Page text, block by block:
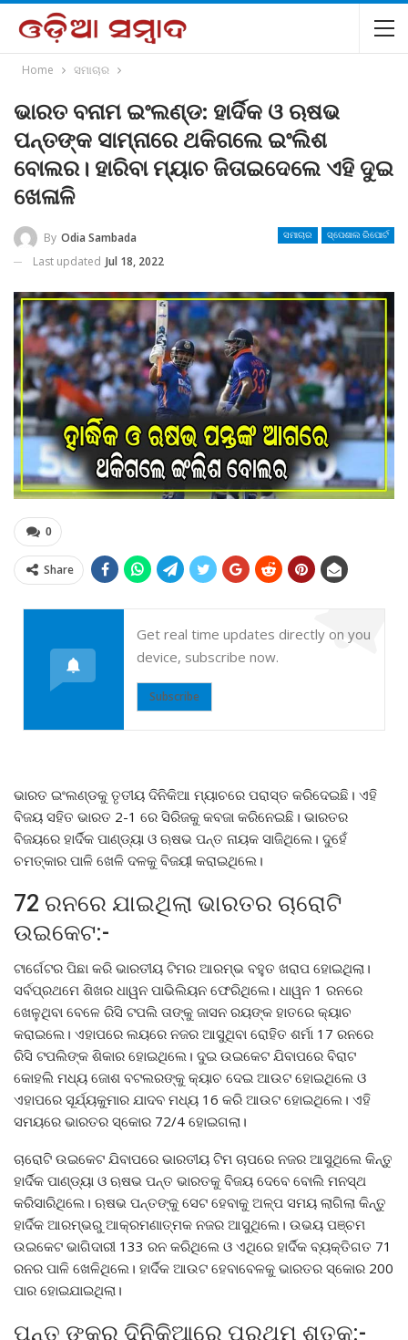
Home ସମାଚାର
ଭାରତ ବନାମ ଇଂଲଣ୍ଡ: ହାର୍ଦିକ ଓ ଋଷଭ
ପନ୍ତଙ୍କ ସାମ୍ନାରେ ଥକିଗଲେ ଇଂଲିଶ
ବୋଲର। ହାରିବା ମ୍ୟାଚ ଜିତାଇଦେଲେ ଏହି ଦୁଇ
ଖେଳାଳି
ସମାଚାର ସ୍ପେଶାଲ ରିପୋର୍ଟ
By Odia Sambada
Last updated Jul 18, 2022
0
Share
Get real time updates directly on you
device, subscribe now.
Subscribe
ଭାରତ ଇଂଲଣ୍ଡକୁ ତୃତୀୟ ଦିନିକିଆ ମ୍ୟାଚରେ ପରାସ୍ତ କରିଦେଇଛି। ଏହି
ବିଜୟ ସହିତ ଭାରତ 2-1 ରେ ସିରିଜକୁ କବଜା କରିନେଇଛି। ଭାରତର
ବିଜୟରେ ହାର୍ଦିକ ପାଣ୍ଡ୍ୟା ଓ ଋଷଭ ପନ୍ତ ନାୟକ ସାଜିଥିଲେ। ଦୁହେଁ
ଚମତ୍କାର ପାଳି ଖେଳି ଦଳକୁ ବିଜୟୀ କରାଇଥିଲେ।
72 ରନରେ ଯାଇଥିଲା ଭାରତର ଚାରୋଟି
ଉଇକେଟ:-
ଟାର୍ଗେଟର ପିଛା କରି ଭାରତୀୟ ଟିମର ଆରମ୍ଭ ବହୁତ ଖରାପ ହୋଇଥିଲା।
ସର୍ବପ୍ରଥମେ ଶିଖର ଧାୱନ ପାଭିଲିୟନ ଫେରିଥିଲେ। ଧାୱନ 1 ରନରେ
ଖେଳୁଥିବା ବେଳେ ରିସି ଟପଲି ତାଙ୍କୁ ଜାସନ ରୟଙ୍କ ହାତରେ କ୍ୟାଚ
କରାଇଲେ। ଏହାପରେ ଲୟରେ ନଜର ଆସୁଥିବା ରୋହିତ ଶର୍ମା 17 ରନରେ
ରିସି ଟପଲିଙ୍କ ଶିକାର ହୋଇଥିଲେ। ଦୁଇ ଉଇକେଟ ଯିବାପରେ ବିରାଟ
କୋହଲି ମଧ୍ୟ ଜୋଶ ବଟଲରଙ୍କୁ କ୍ୟାଚ ଦେଇ ଆଉଟ ହୋଇଥିଲେ ଓ
ଏହାପରେ ସୂର୍ଯ୍ୟକୁମାର ଯାଦବ ମଧ୍ୟ 16 କରି ଆଉଟ ହୋଇଥିଲେ। ଏହି
ସମୟରେ ଭାରତର ସ୍କୋର 72/4 ହୋଇଗଲା।
ଚାରୋଟି ଉଇକେଟ ଯିବାପରେ ଭାରତୀୟ ଟିମ ଚାପରେ ନଜର ଆସୁଥିଲେ କିନ୍ତୁ
ହାର୍ଦିକ ପାଣ୍ଡ୍ୟା ଓ ଋଷଭ ପନ୍ତ ଭାରତକୁ ବିଜୟ ଦେବେ ବୋଲି ମନସ୍ଥ
କରିସାରିଥିଲେ। ଋଷଭ ପନ୍ତଙ୍କୁ ସେଟ ହେବାକୁ ଅଳ୍ପ ସମୟ ଲାଗିଲା କିନ୍ତୁ
ହାର୍ଦିକ ଆରମ୍ଭରୁ ଆକ୍ରମଣାତ୍ମକ ନଜର ଆସୁଥିଲେ। ଉଭୟ ପଞ୍ଚମ
ଉଇକେଟ ଭାଗିଦାରୀ 133 ରନ କରିଥିଲେ ଓ ଏଥିରେ ହାର୍ଦିକ ବ୍ୟକ୍ତିଗତ 71
ରନର ପାଳି ଖେଳିଥିଲେ। ହାର୍ଦିକ ଆଉଟ ହେବାବେଳକୁ ଭାରତର ସ୍କୋର 200
ପାର ହୋଇଯାଇଥିଲା।
ପନ୍ତ ଙ୍କର ଦିନିକିଆରେ ପ୍ରଥମ ଶତକ:-